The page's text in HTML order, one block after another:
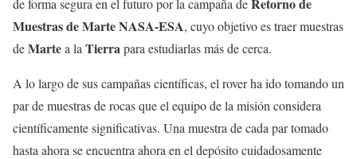
de forma segura en el futuro por la campaña de
Muestras de Marte NASA-ESA, cuyo objetivo es traer muestras
deMartea la Tierrapara estudiarlas más de cerca.
A lo largo de sus campañas científicas, el rover ha ido tomando un
par de muestras de rocas que el equipo de la misión considera
científicamente significativas. Una muestra de cada par tomado
hasta ahora se encuentra ahora en el depósito cuidadosamente